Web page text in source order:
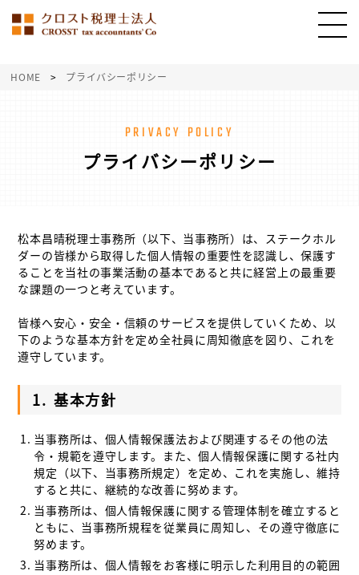
HOME > プライバシーポリシー
PRIVACY POLICY
プライバシーポリシー
松本昌晴税理士事務所（以下、当事務所）は、ステークホル
ダーの皆様から取得した個人情報の重要性を認識し、保護す
ることを当社の事業活動の基本であると共に経営上の最重要
な課題の一つと考えています。
皆様へ安心・安全・信頼のサービスを提供していくため、以
下のような基本方針を定め全社員に周知徹底を図り、これを
遵守しています。
1. 基本方針
当事務所は、個人情報保護法および関連するその他の法
令・規範を遵守します。また、個人情報保護に関する社内
規定（以下、当事務所規定）を定め、これを実施し、維持
すると共に、継続的な改善に努めます。
当事務所は、個人情報保護に関する管理体制を確立すると
ともに、当事務所規程を従業員に周知し、その遵守徹底に
努めます。
当事務所は、個人情報をお客様に明示した利用目的の範囲